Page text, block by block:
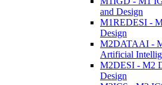
and Design
M1REDESI -
Design
M2DATAAI -
Artificial
M2DESI - M2
Design